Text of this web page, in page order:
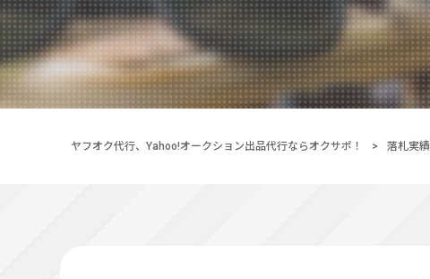
ヤフオク代行、Yahoo!オークション出品代行ならオクサポ！ > 落札実績